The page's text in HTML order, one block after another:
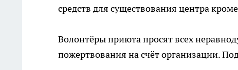
средств для существования центра
Волонтёры приюта просят всех
пожертвования на счёт организации.